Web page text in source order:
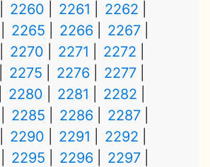
2260 2261
2262
2265 2266
2267
2270 2271
2272
2275 2276
2277
2280 2281
2282
2285 2286
2287
2290 2291
2292
2295 2296
2297